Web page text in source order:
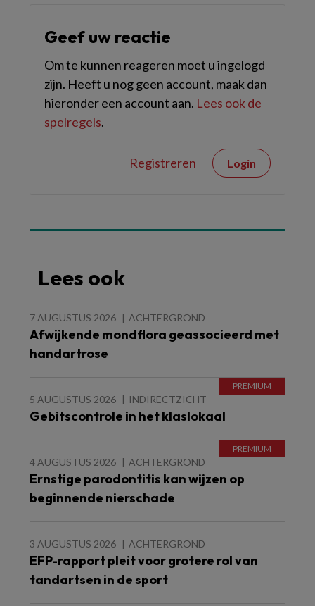
Geef uw reactie
Om te kunnen reageren moet u ingelogd
zijn. Heeft u nog geen account, maak dan
hieronder een account aan. Lees ook de
spelregels.
Registreren Login
Lees ook
7 AUGUSTUS 2026 ACHTERGROND
Afwijkende mondflora geassocieerd met
handartrose
5 AUGUSTUS 2026 INDIRECTZICHT
Gebitscontrole in het klaslokaal
4 AUGUSTUS 2026 ACHTERGROND
Ernstige parodontitis kan wijzen op
beginnende nierschade
3 AUGUSTUS 2026 ACHTERGROND
EFP-rapport pleit voor grotere rol van
tandartsen in de sport